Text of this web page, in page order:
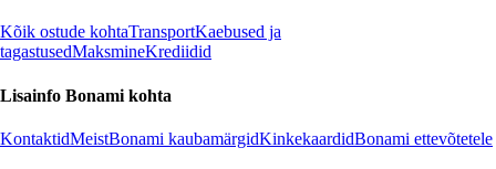
Kõik ostude kohtaTransportKaebused ja
tagastusedMaksmineKrediidid
Lisainfo Bonami kohta
KontaktidMeistBonami kaubamärgidKinkekaardidBonami ettevõtetele